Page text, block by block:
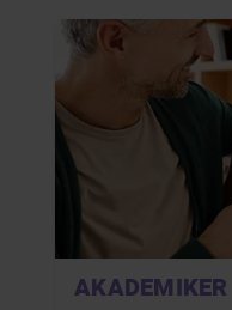
AKADEMIKER